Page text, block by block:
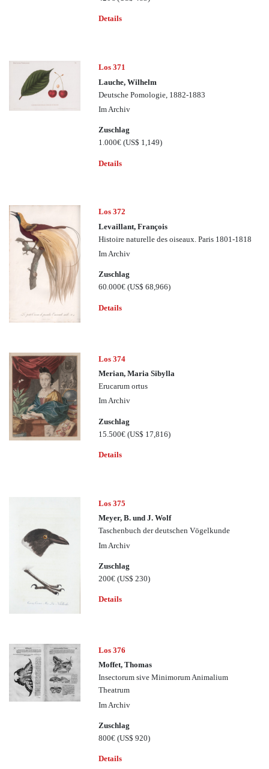
Details
Los 371
Lauche, Wilhelm
Deutsche Pomologie, 1882-1883
Im Archiv
Zuschlag
1.000€(US$ 1,149)
Details
Los 372
Levaillant, François
Histoire naturelle des oiseaux. Paris 1801-1818
Im Archiv
Zuschlag
60.000€(US$ 68,966)
Details
Los 374
Merian, Maria Sibylla
Erucarum ortus
Im Archiv
Zuschlag
15.500€(US$ 17,816)
Details
Los 375
Meyer, B. und J. Wolf
Taschenbuch der deutschen Vögelkunde
Im Archiv
Zuschlag
200€(US$ 230)
Details
Los 376
Moffet, Thomas
Insectorum sive Minimorum Animalium
Theatrum
Im Archiv
Zuschlag
800€(US$ 920)
Details